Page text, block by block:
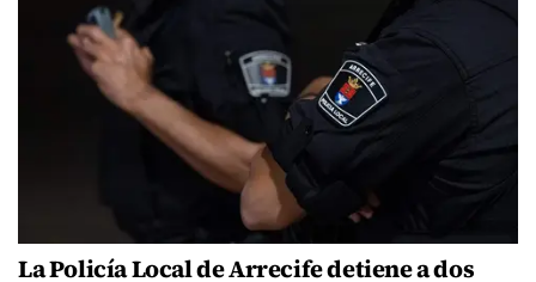
La Policía Local de Arrecife detiene a dos